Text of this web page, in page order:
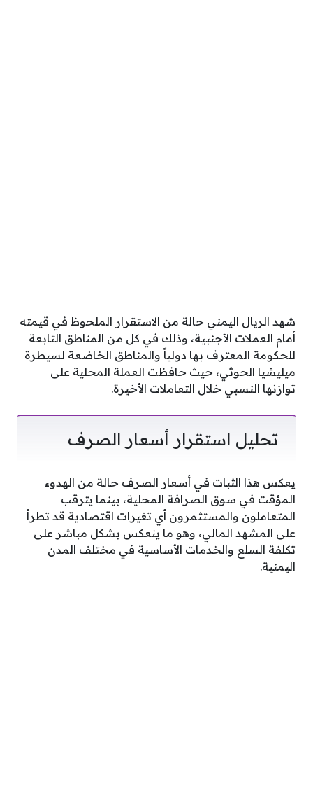
شهد الريال اليمني حالة من الاستقرار الملحوظ في قيمته
أمام العملات الأجنبية، وذلك في كل من المناطق التابعة
للحكومة المعترف بها دولياً والمناطق الخاضعة لسيطرة
ميليشيا الحوثي، حيث حافظت العملة المحلية على
توازنها النسبي خلال التعاملات الأخيرة.
تحليل استقرار أسعار الصرف
يعكس هذا الثبات في أسعار الصرف حالة من الهدوء
المؤقت في سوق الصرافة المحلية، بينما يترقب
المتعاملون والمستثمرون أي تغيرات اقتصادية قد تطرأ
على المشهد المالي، وهو ما ينعكس بشكل مباشر على
تكلفة السلع والخدمات الأساسية في مختلف المدن
اليمنية.